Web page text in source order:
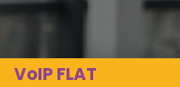
VoIP FLAT